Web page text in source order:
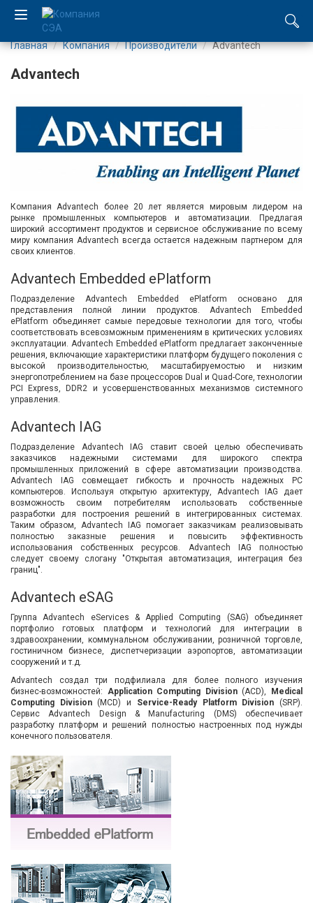
Компания
Каталог
Услуги
Вакансии
Вход/
авторизация
Производители
Контакты
Доставка
Тех.
поддержка
Блог
Главная Компания Производители Advantech
Advantech
Компания Advantech более 20 лет является мировым лидером на
рынке промышленных компьютеров и автоматизации. Предлагая
широкий ассортимент продуктов и сервисное обслуживание по всему
миру компания Advantech всегда остается надежным партнером для
своих клиентов.
Advantech Embedded ePlatform
Подразделение Advantech Embedded ePlatform основано для
представления полной линии продуктов. Advantech Embedded
ePlatform объединяет самые передовые технологии для того, чтобы
соответствовать всевозможным применениям в критических условиях
эксплуатации. Advantech Embedded ePlatform предлагает законченные
решения, включающие характеристики платформ будущего поколения с
высокой производительностью, масштабируемостью и низким
энергопотреблением на базе процессоров Dual и Quad-Core, технологии
PCI Express, DDR2 и усовершенствованных механизмов системного
управления.
Advantech IAG
Подразделение Advantech IAG ставит своей целью обеспечивать
заказчиков надежными системами для широкого спектра
промышленных приложений в сфере автоматизации производства.
Advantech IAG совмещает гибкость и прочность надежных PC
компьютеров. Используя открытую архитектуру, Advantech IAG дает
возможность своим потребителям использовать собственные
разработки для построения решений в интегрированных системах.
Таким образом, Advantech IAG помогает заказчикам реализовывать
полностью заказные решения и повысить эффективность
использования собственных ресурсов. Advantech IAG полностью
следует своему слогану "Открытая автоматизация, интеграция без
границ".
Advantech eSAG
Группа Advantech eServices & Applied Computing (SAG) объединяет
портфолио готовых платформ и технологий для интеграции в
здравоохранении, коммунальном обслуживании, розничной торговле,
гостиничном бизнесе, диспетчеризации аэропортов, автоматизации
сооружений и т.д.
Advantech создал три подфилиала для более полного изучения
бизнес-возможностей: Application Computing Division(ACD),
Medical
Computing Division(MCD) и Service-Ready Platform Division (SRP).
Сервис Advantech Design & Manufacturing (DMS) обеспечивает
разработку платформ и решений полностью настроенных под нужды
конечного пользователя.